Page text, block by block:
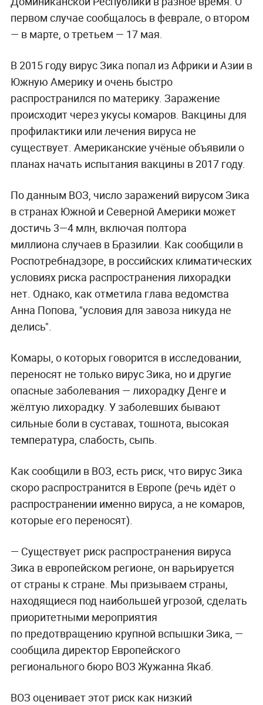
первом случае сообщалось в феврале, о втором
— в марте, о третьем — 17 мая.
В 2015 году вирус Зика попал из Африки и Азии в
Южную Америку и очень быстро
распространился по материку. Заражение
происходит через укусы комаров. Вакцины для
профилактики или лечения вируса не
существует. Американские учёные объявили о
планах начать испытания вакцины в 2017 году.
По данным ВОЗ, число заражений вирусом Зика
в странах Южной и Северной Америки может
достичь 3—4 млн, включая полтора
миллиона случаев в Бразилии. Как сообщили в
Роспотребнадзоре, в российских климатических
условиях риска распространения лихорадки
нет. Однако, как отметила глава ведомства
Анна Попова, "условия для завоза никуда не
делись".
Комары, о которых говорится в исследовании,
переносят не только вирус Зика, но и другие
опасные заболевания — лихорадку Денге и
жёлтую лихорадку. У заболевших бывают
сильные боли в суставах, тошнота, высокая
температура, слабость, сыпь.
Как сообщили в ВОЗ, есть риск, что вирус Зика
скоро распространится в Европе (речь идёт о
распространении именно вируса, а не комаров,
которые его переносят).
— Существует риск распространения вируса
Зика в европейском регионе, он варьируется
от страны к стране. Мы призываем страны,
находящиеся под наибольшей угрозой, сделать
приоритетными мероприятия
по предотвращению крупной вспышки Зика, —
сообщила директор Европейского
регионального бюро ВОЗ Жужанна Якаб.
ВОЗ оценивает этот риск как низкий